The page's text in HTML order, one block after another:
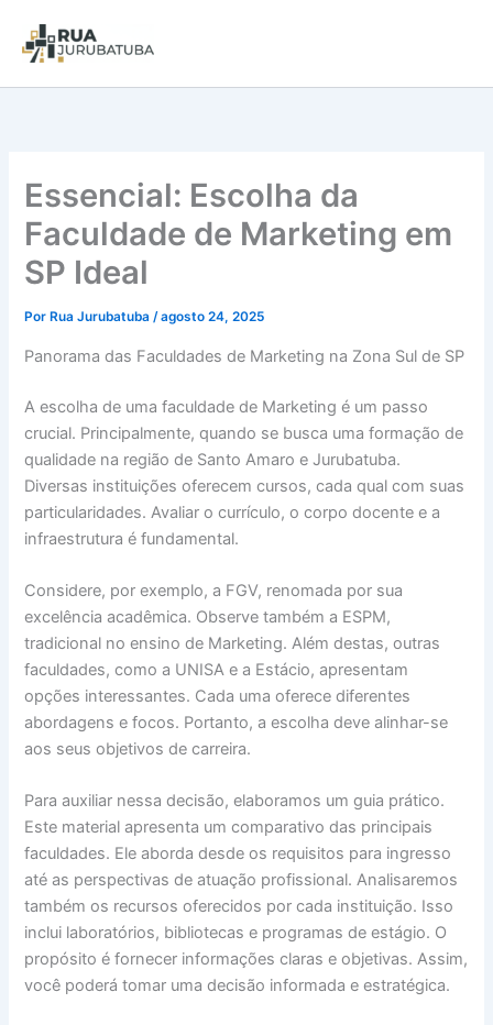
Essencial: Escolha da
Faculdade de Marketing em
SP Ideal
Por Rua Jurubatuba/agosto 24, 2025
Panorama das Faculdades de Marketing na Zona Sul de SP
A escolha de uma faculdade de Marketing é um passo
crucial. Principalmente, quando se busca uma formação de
qualidade na região de Santo Amaro e Jurubatuba.
Diversas instituições oferecem cursos, cada qual com suas
particularidades. Avaliar o currículo, o corpo docente e a
infraestrutura é fundamental.
Considere, por exemplo, a FGV, renomada por sua
excelência acadêmica. Observe também a ESPM,
tradicional no ensino de Marketing. Além destas, outras
faculdades, como a UNISA e a Estácio, apresentam
opções interessantes. Cada uma oferece diferentes
abordagens e focos. Portanto, a escolha deve alinhar-se
aos seus objetivos de carreira.
Para auxiliar nessa decisão, elaboramos um guia prático.
Este material apresenta um comparativo das principais
faculdades. Ele aborda desde os requisitos para ingresso
até as perspectivas de atuação profissional. Analisaremos
também os recursos oferecidos por cada instituição. Isso
inclui laboratórios, bibliotecas e programas de estágio. O
propósito é fornecer informações claras e objetivas. Assim,
você poderá tomar uma decisão informada e estratégica.